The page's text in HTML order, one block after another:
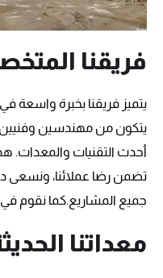
فريقنا
يتميز فريقنا بخبرة واسعة
يتكون من مهندسين
أحدث التقنيات والمعدات.
تضمن رضا عملائنا، ونسعى
جميع المشاريع.كما نقوم
معداتنا